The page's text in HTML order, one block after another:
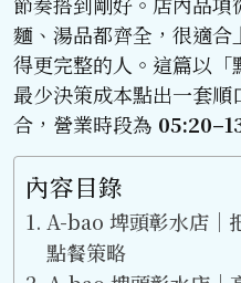
麵、湯品都齊全，很適
得更完整的人。這篇以
最少決策成本點出一套
合，營業時段為
內容目錄
A-bao 埤頭彰水店｜
點餐策略